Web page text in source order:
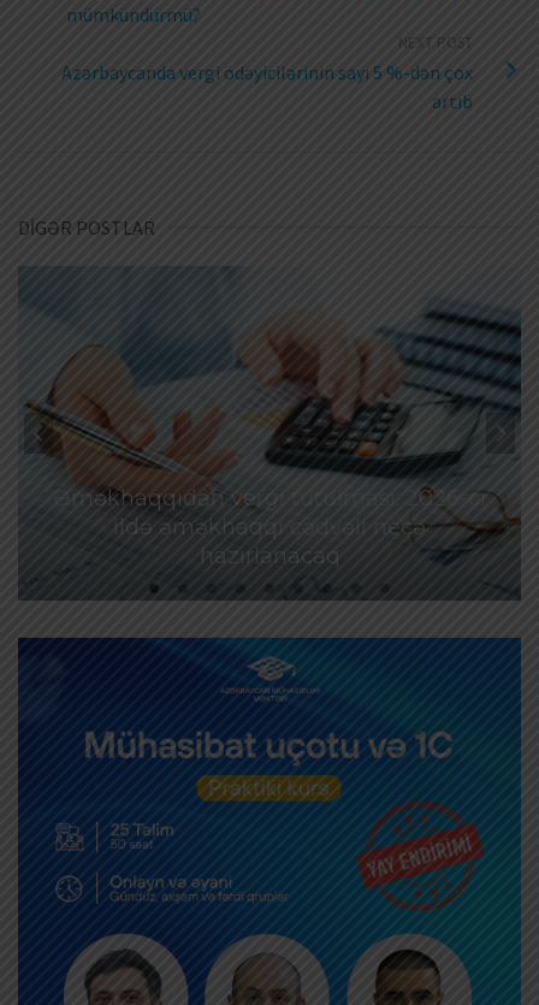
mümkündürmü?
NEXT POST
Azərbaycanda vergi ödəyicilərinin sayı 5 %-dən çox
artıb
DİGƏR POSTLAR
Əməkhaqqıdan vergi tutulması: 2026-cı
ildə əməkhaqqı cədvəli necə
hazırlanacaq